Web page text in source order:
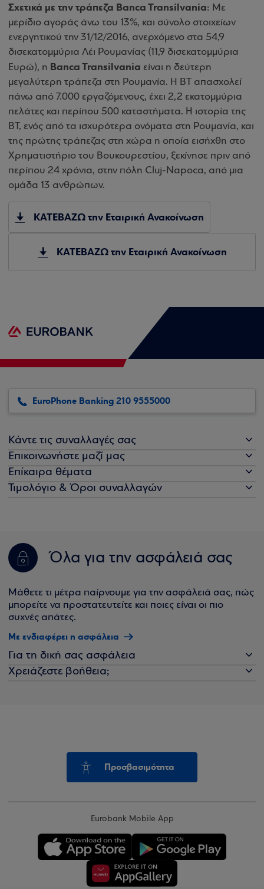
Σχετικά με την τράπεζα Banca Transilvania: Με
μερίδιο αγοράς άνω του 13%, και σύνολο στοιχείων
ενεργητικού την 31/12/2016, ανερχόμενο στα 54,9
δισεκατομμύρια Λέι Ρουμανίας (11,9 δισεκατομμύρια
Ευρώ), η Banca Transilvania είναι η δεύτερη
μεγαλύτερη τράπεζα στη Ρουμανία. Η ΒΤ απασχολεί
πάνω από 7.000 εργαζόμενους, έχει 2,2 εκατομμύρια
πελάτες και περίπου 500 καταστήματα. Η ιστορία της
ΒΤ, ενός από τα ισχυρότερα ονόματα στη Ρουμανία, και
της πρώτης τράπεζας στη χώρα η οποία εισήχθη στο
Χρηματιστήριο του Βουκουρεστίου, ξεκίνησε πριν από
περίπου 24 χρόνια, στην πόλη Cluj-Napoca, από μια
ομάδα 13 ανθρώπων.
ΚΑΤΕΒΑΖΩ την Εταιρική Ανακοίνωση
ΚΑΤΕΒΑΖΩ την Εταιρική Ανακοίνωση
EuroPhone Banking 210 9555000
Κάντε τις συναλλαγές σας
Επικοινωνήστε μαζί μας
Επίκαιρα θέματα
Τιμολόγιο & Όροι συναλλαγών
Όλα για την ασφάλειά σας
Μάθετε τι μέτρα παίρνουμε για την ασφάλειά σας, πώς
μπορείτε να προστατευτείτε και ποιες είναι οι πιο
συχνές απάτες.
Με ενδιαφέρει η ασφάλεια
Για τη δική σας ασφάλεια
Χρειάζεστε βοήθεια;
Προσβασιμότητα
Eurobank Mobile App